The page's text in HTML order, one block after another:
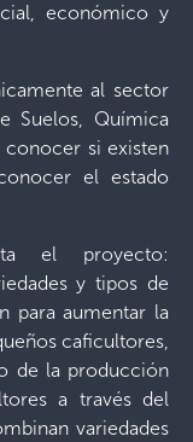
económico y
al sector
Suelos, Química
conocer si existen
el estado
el proyecto:
y tipos de
para aumentar la
caficultores,
de la producción
a través del
variedades